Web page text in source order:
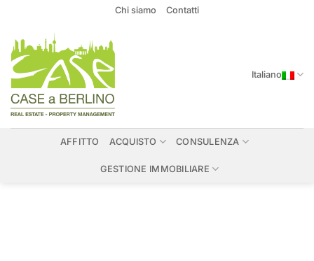
contenuti
Chi siamo Contatti
Italiano
AFFITTO ACQUISTO CONSULENZA
GESTIONE IMMOBILIARE